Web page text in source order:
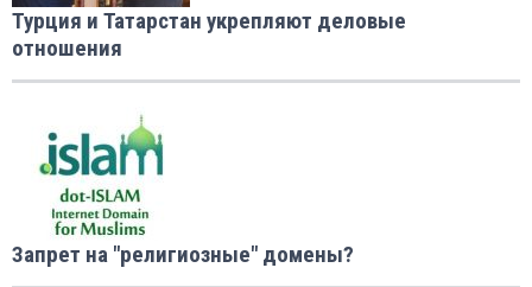
Турция и Татарстан укрепляют деловые
отношения
Запрет на "религиозные" домены?